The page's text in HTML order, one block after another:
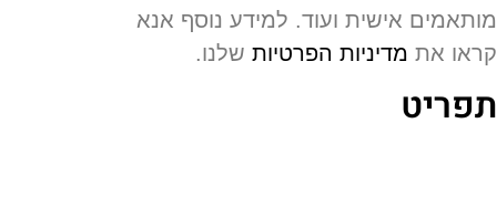
אישית ועוד. למידע נוסף אנא
אתמדיניות הפרטיותשלנו.